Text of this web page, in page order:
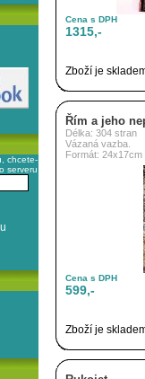
Cena s DPH
1315,-
Zboží je
Řím a jeho
Délka: 304 stran
Vázaná vazba.
Formát: 24x17cm
Cena s DPH
599,-
Zboží je
chcete-
serveru